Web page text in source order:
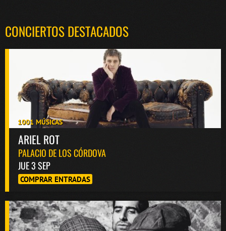
CONCIERTOS DESTACADOS
1001 MÚSICAS
ARIEL ROT
PALACIO DE LOS CÓRDOVA
JUE 3 SEP
COMPRAR ENTRADAS